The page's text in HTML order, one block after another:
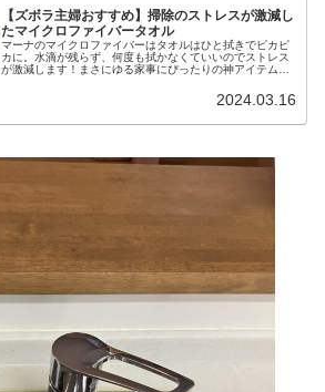
【ズボラ主婦おすすめ】掃除のストレスが激減し
たマイクロファイバータオル
マーナのマイクロファイバーはタオルはひと拭きでピカピ
カに。水滴が残らず、何度も拭かなくていいのでストレス
が激減します！まさにゆる家事にぴったりの神アイテムで
2024.03.16